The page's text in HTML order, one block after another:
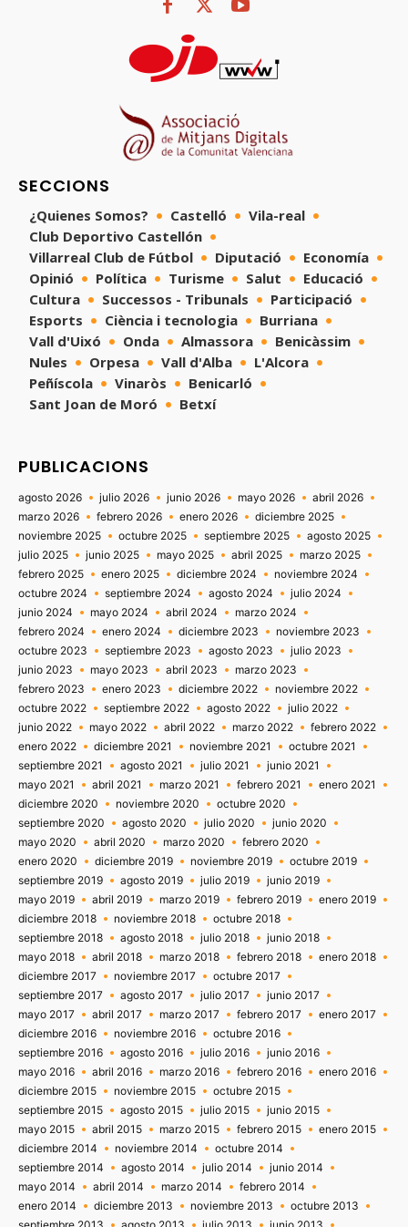
SECCIONS
¿Quienes Somos? Castelló
Vila-real
Club Deportivo Castellón
Villarreal Club de Fútbol
Diputació
Economía
Opinió
Política Turisme Salut
Educació
Cultura
Successos - Tribunals
Participació
Esports
Ciència i tecnologia
Burriana
Vall d'Uixó
Onda Almassora
Benicàssim
Nules
Orpesa Vall d'Alba
L'Alcora
Peñíscola
Vinaròs
Benicarló
Sant Joan de Moró
Betxí
PUBLICACIONS
agosto 2026 julio 2026 junio 2026 mayo 2026
abril 2026
marzo 2026
febrero 2026 enero 2026
diciembre 2025
noviembre 2025
octubre 2025 septiembre 2025
agosto 2025
julio 2025
junio 2025 mayo 2025 abril 2025
marzo 2025
febrero 2025
enero 2025 diciembre 2024
noviembre 2024
octubre 2024
septiembre 2024 agosto 2024
julio 2024
junio 2024
mayo 2024 abril 2024
marzo 2024
febrero 2024
enero 2024 diciembre 2023
noviembre 2023
octubre 2023
septiembre 2023 agosto 2023
julio 2023
junio 2023
mayo 2023 abril 2023
marzo 2023
febrero 2023
enero 2023 diciembre 2022
noviembre 2022
octubre 2022
septiembre 2022 agosto 2022
julio 2022
junio 2022
mayo 2022 abril 2022 marzo 2022
febrero 2022
enero 2022
diciembre 2021 noviembre 2021
octubre 2021
septiembre 2021
agosto 2021 julio 2021
junio 2021
mayo 2021
abril 2021 marzo 2021 febrero 2021
enero 2021
diciembre 2020
noviembre 2020
octubre 2020
septiembre 2020
agosto 2020 julio 2020
junio 2020
mayo 2020
abril 2020 marzo 2020
febrero 2020
enero 2020
diciembre 2019 noviembre 2019
octubre 2019
septiembre 2019
agosto 2019 julio 2019
junio 2019
mayo 2019
abril 2019 marzo 2019 febrero 2019
enero 2019
diciembre 2018
noviembre 2018
octubre 2018
septiembre 2018
agosto 2018 julio 2018
junio 2018
mayo 2018
abril 2018 marzo 2018 febrero 2018
enero 2018
diciembre 2017
noviembre 2017
octubre 2017
septiembre 2017
agosto 2017 julio 2017
junio 2017
mayo 2017
abril 2017 marzo 2017 febrero 2017
enero 2017
diciembre 2016
noviembre 2016
octubre 2016
septiembre 2016
agosto 2016 julio 2016
junio 2016
mayo 2016
abril 2016 marzo 2016 febrero 2016
enero 2016
diciembre 2015
noviembre 2015
octubre 2015
septiembre 2015
agosto 2015 julio 2015
junio 2015
mayo 2015
abril 2015 marzo 2015 febrero 2015
enero 2015
diciembre 2014
noviembre 2014
octubre 2014
septiembre 2014
agosto 2014 julio 2014
junio 2014
mayo 2014
abril 2014 marzo 2014
febrero 2014
enero 2014
diciembre 2013 noviembre 2013
octubre 2013